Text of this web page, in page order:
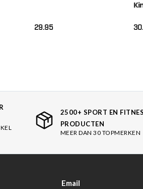
29.95
2500+ SPORT EN
PRODUCTEN
MEER DAN 30 TOPMERKEN
Email